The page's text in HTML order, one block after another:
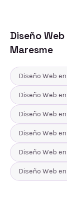
Diseño Web
Maresme
Diseño Web en
Diseño Web en
Diseño Web en
Diseño Web en
Diseño Web en
Diseño Web en